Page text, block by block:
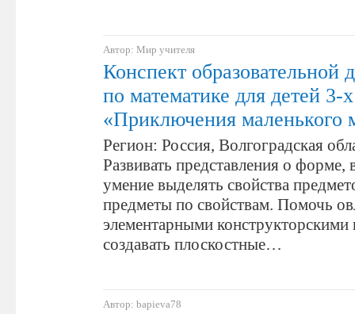
Автор: Мир учителя
Конспект образовательной
по математике для детей 3-
«Приключения маленького
Регион: Россия, Волгоградская
Развивать представления о форме,
умение выделять свойства
предметы по свойствам. Помочь
элементарными
создавать плоскостные…
Автор: bapieva78